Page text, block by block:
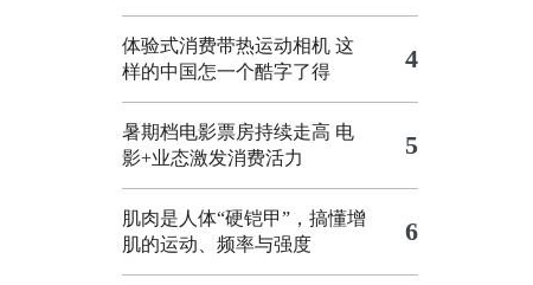
体验式消费带热运动相机 这
样的中国怎一个酷字了得
4
暑期档电影票房持续走高 电
影+业态激发消费活力
5
肌肉是人体“硬铠甲”，搞懂增
肌的运动、频率与强度
6